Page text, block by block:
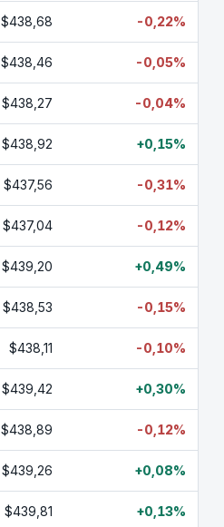
$438,68 -0,22%
$438,46 -0,05%
$438,27 -0,04%
$438,92 +0,15%
$437,56 -0,31%
$437,04 -0,12%
$439,20 +0,49%
$438,53 -0,15%
$438,11 -0,10%
$439,42 +0,30%
$438,89 -0,12%
$439,26 +0,08%
$439,81 +0,13%